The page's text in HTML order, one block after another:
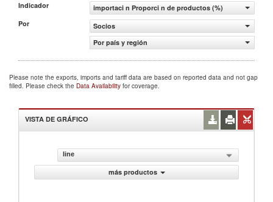
Indicador
importaci n Proporci n de productos (%)
Por
Socios
Por país y región
Please note the exports, imports and tariff data are based on reported data and not gap
filled. Please check the Data Availability for coverage.
VISTA DE GRÁFICO
line
más productos